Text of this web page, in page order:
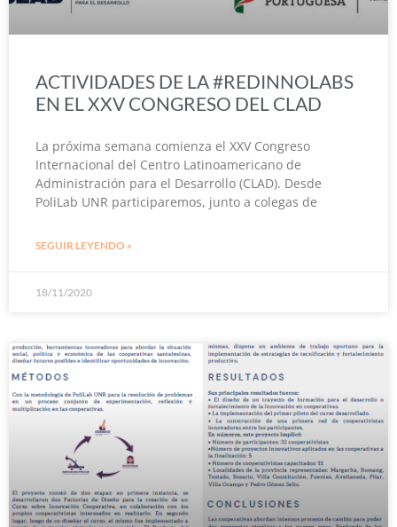
ACTIVIDADES DE LA #REDINNOLABS
EN EL XXV CONGRESO DEL CLAD
La próxima semana comienza el XXV Congreso
Internacional del Centro Latinoamericano de
Administración para el Desarrollo (CLAD). Desde
PoliLab UNR participaremos, junto a colegas de
SEGUIR LEYENDO »
18/11/2020